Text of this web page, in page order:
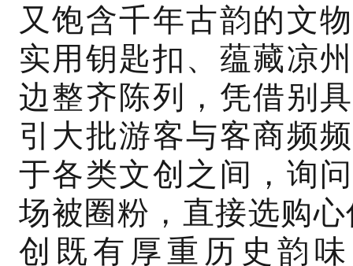
又饱含千年古韵的文
实用钥匙扣、蕴藏凉
边整齐陈列，凭借别
引大批游客与客商频
于各类文创之间，询
场被圈粉，直接选购
创既有厚重历史韵